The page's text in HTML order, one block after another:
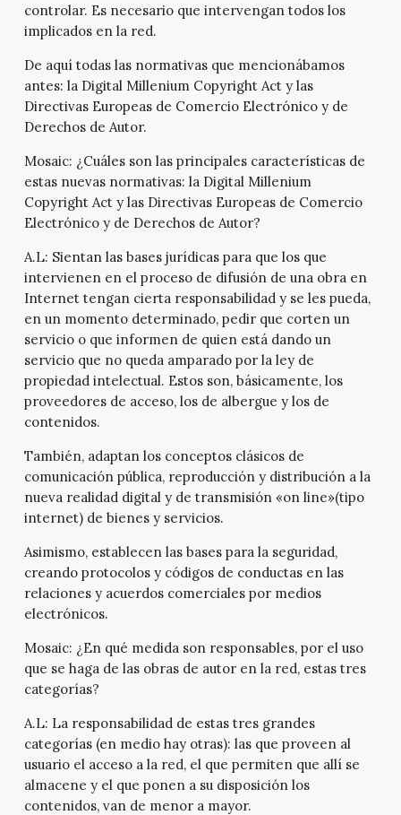
controlar. Es necesario que intervengan todos los
implicados en la red.
De aquí todas las normativas que mencionábamos
antes: la Digital Millenium Copyright Act y las
Directivas Europeas de Comercio Electrónico y de
Derechos de Autor.
Mosaic: ¿Cuáles son las principales características de
estas nuevas normativas: la Digital Millenium
Copyright Act y las Directivas Europeas de Comercio
Electrónico y de Derechos de Autor?
A.L: Sientan las bases jurídicas para que los que
intervienen en el proceso de difusión de una obra en
Internet tengan cierta responsabilidad y se les pueda,
en un momento determinado, pedir que corten un
servicio o que informen de quien está dando un
servicio que no queda amparado por la ley de
propiedad intelectual. Estos son, básicamente, los
proveedores de acceso, los de albergue y los de
contenidos.
También, adaptan los conceptos clásicos de
comunicación pública, reproducción y distribución a la
nueva realidad digital y de transmisión «on line»(tipo
internet) de bienes y servicios.
Asimismo, establecen las bases para la seguridad,
creando protocolos y códigos de conductas en las
relaciones y acuerdos comerciales por medios
electrónicos.
Mosaic: ¿En qué medida son responsables, por el uso
que se haga de las obras de autor en la red, estas tres
categorías?
A.L: La responsabilidad de estas tres grandes
categorías (en medio hay otras): las que proveen al
usuario el acceso a la red, el que permiten que allí se
almacene y el que ponen a su disposición los
contenidos, van de menor a mayor.